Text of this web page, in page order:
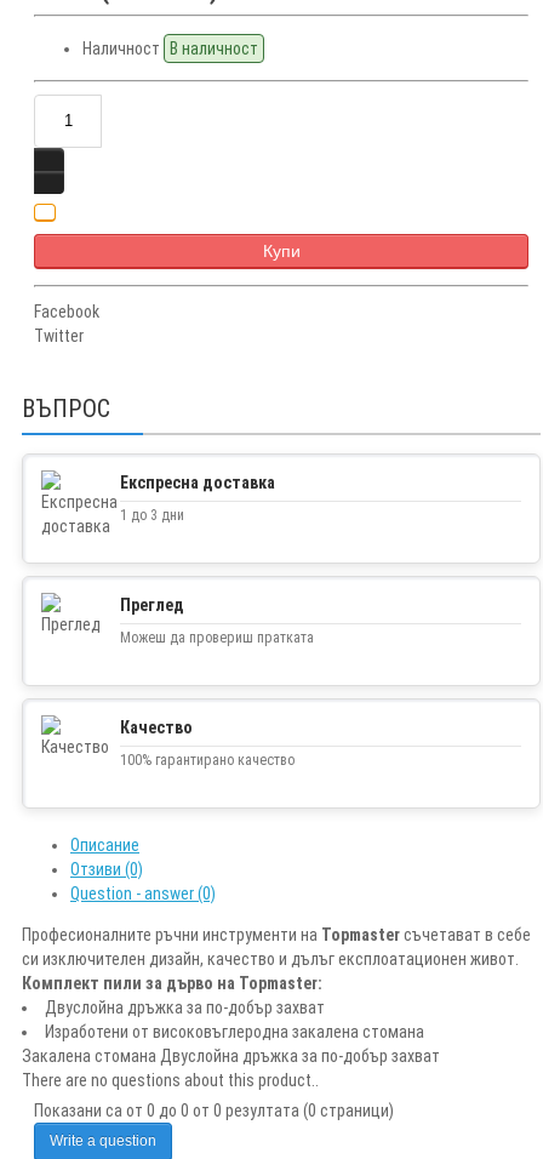
Наличност В наличност
Купи
Facebook
Twitter
ВЪПРОС
Експресна доставка
1 до 3 дни
Преглед
Можеш да провериш пратката
Качество
100% гарантирано качество
Описание
Отзиви (0)
Question - answer (0)
Професионалните ръчни инструменти на Topmasterсъчетават в себе
си изключителен дизайн, качество и дълъг експлоатационен живот.
Комплект пили за дърво на Topmaster:
Двуслойна дръжка за по-добър захват
Изработени от високовъглеродна закалена стомана
Закалена стомана Двуслойна дръжка за по-добър захват
There are no questions about this product..
Показани са от 0 до 0 от 0 резултата (0 страници)
Write a question